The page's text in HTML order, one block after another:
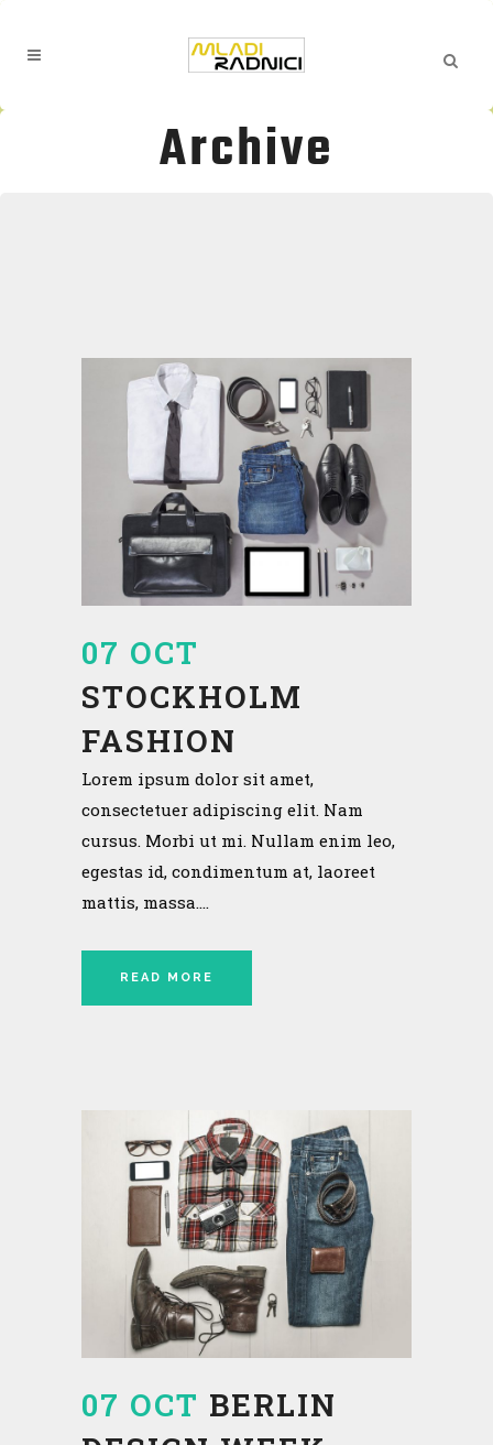
Archive
07 OCT
STOCKHOLM
FASHION
Lorem ipsum dolor sit amet,
consectetuer adipiscing elit. Nam
cursus. Morbi ut mi. Nullam enim leo,
egestas id, condimentum at, laoreet
mattis, massa....
READ MORE
07 OCT BERLIN